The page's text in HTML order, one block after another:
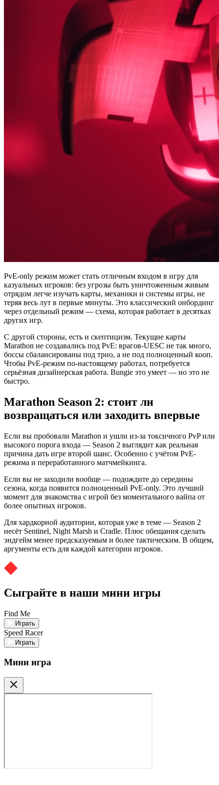
PvE-only режим может стать отличным входом в игру для
казуальных игроков: без угрозы быть уничтоженным живым
отрядом легче изучать карты, механики и системы игры, не
теряя весь лут в первые минуты. Это классический онбординг
через отдельный режим — схема, которая работает в десятках
других игр.
С другой стороны, есть и скептицизм. Текущие карты
Marathon не создавались под PvE: врагов-UESC не так много,
боссы сбалансированы под трио, а не под полноценный кооп.
Чтобы PvE-режим по-настоящему работал, потребуется
серьёзная дизайнерская работа. Bungie это умеет — но это не
быстро.
Marathon Season 2: стоит ли
возвращаться или заходить впервые
Если вы пробовали Marathon и ушли из-за токсичного PvP или
высокого порога входа — Season 2 выглядит как реальная
причина дать игре второй шанс. Особенно с учётом PvE-
режима и переработанного матчмейкинга.
Если вы не заходили вообще — подождите до середины
сезона, когда появится полноценный PvE-only. Это лучший
момент для знакомства с игрой без моментального вайпа от
более опытных игроков.
Для хардкорной аудитории, которая уже в теме — Season 2
несёт Sentinel, Night Marsh и Cradle. Плюс обещания сделать
эндгейм менее предсказуемым и более тактическим. В общем,
аргументы есть для каждой категории игроков.
Сыграйте в наши мини игры
Find Me
Играть
Speed Racer
Играть
Мини игра